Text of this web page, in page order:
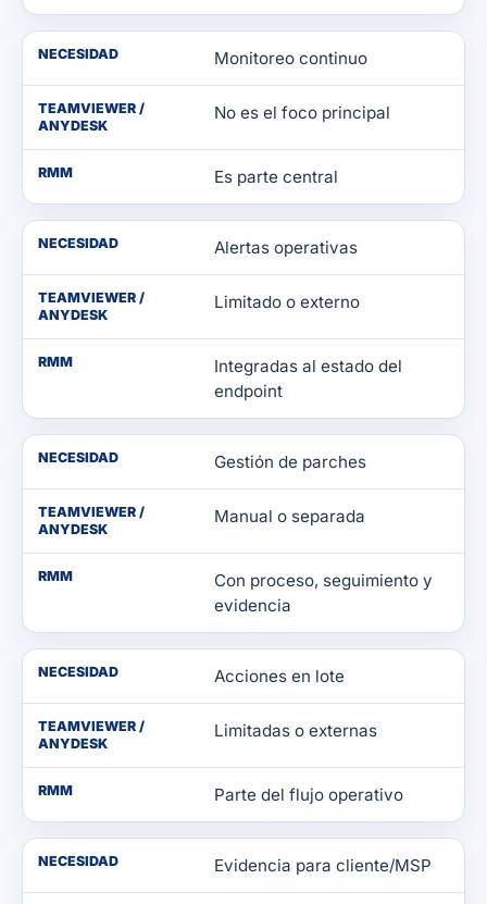
NECESIDAD Monitoreo continuo
TEAMVIEWER /
ANYDESK
No es el foco principal
RMM Es parte central
NECESIDAD Alertas operativas
TEAMVIEWER /
ANYDESK
Limitado o externo
RMM
Integradas al estado del
endpoint
NECESIDAD Gestión de parches
TEAMVIEWER /
ANYDESK
Manual o separada
RMM
Con proceso, seguimiento y
evidencia
NECESIDAD Acciones en lote
TEAMVIEWER /
ANYDESK
Limitadas o externas
RMM Parte del flujo operativo
NECESIDAD Evidencia para cliente/MSP